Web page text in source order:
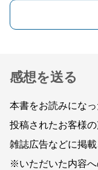
感想を送る
本書をお読みにな
投稿されたお客様
雑誌広告などに掲
※いただいた内容へ